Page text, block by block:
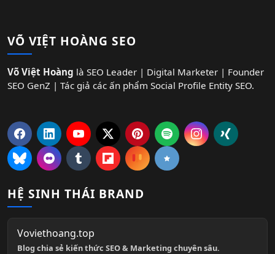
VÕ VIỆT HOÀNG SEO
Võ Việt Hoàng là SEO Leader | Digital Marketer | Founder
SEO GenZ | Tác giả các ấn phẩm Social Profile Entity SEO.
HỆ SINH THÁI BRAND
Voviethoang.top
Blog chia sẻ kiến thức SEO & Marketing chuyên sâu.